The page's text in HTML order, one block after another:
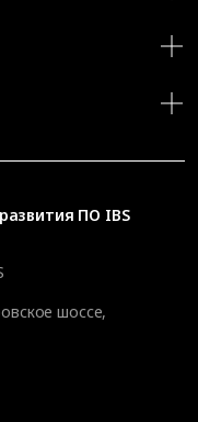
ПО IBS
шоссе,